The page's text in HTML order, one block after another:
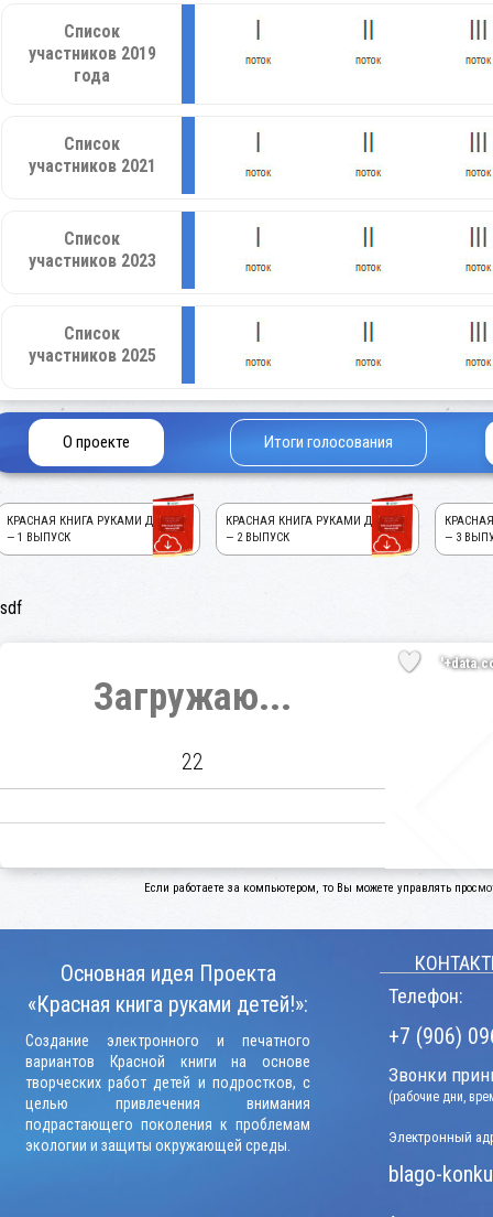
Список
участников 2019
года
Список
участников 2021
Список
участников 2023
Список
участников 2025
О проекте Итоги голосования
КРАСНАЯ КНИГА РУКАМИ ДЕТЕЙ!
— 1 ВЫПУСК
КРАСНАЯ КНИГА РУКАМИ ДЕТЕЙ!
— 2 ВЫПУСК
— 3
sdf
Загружаю...
22
Если работаете за компьютером, то Вы можете управлять
Основная идея Проекта
«Красная книга руками детей!»:
Создание электронного и печатного
вариантов Красной книги на основе
творческих работ детей и подростков, с
целью привлечения внимания
подрастающего поколения к проблемам
экологии и защиты окружающей среды.
Телефон:
+7 (906)
Звонки
(рабочие дни,
Электронный
blago-